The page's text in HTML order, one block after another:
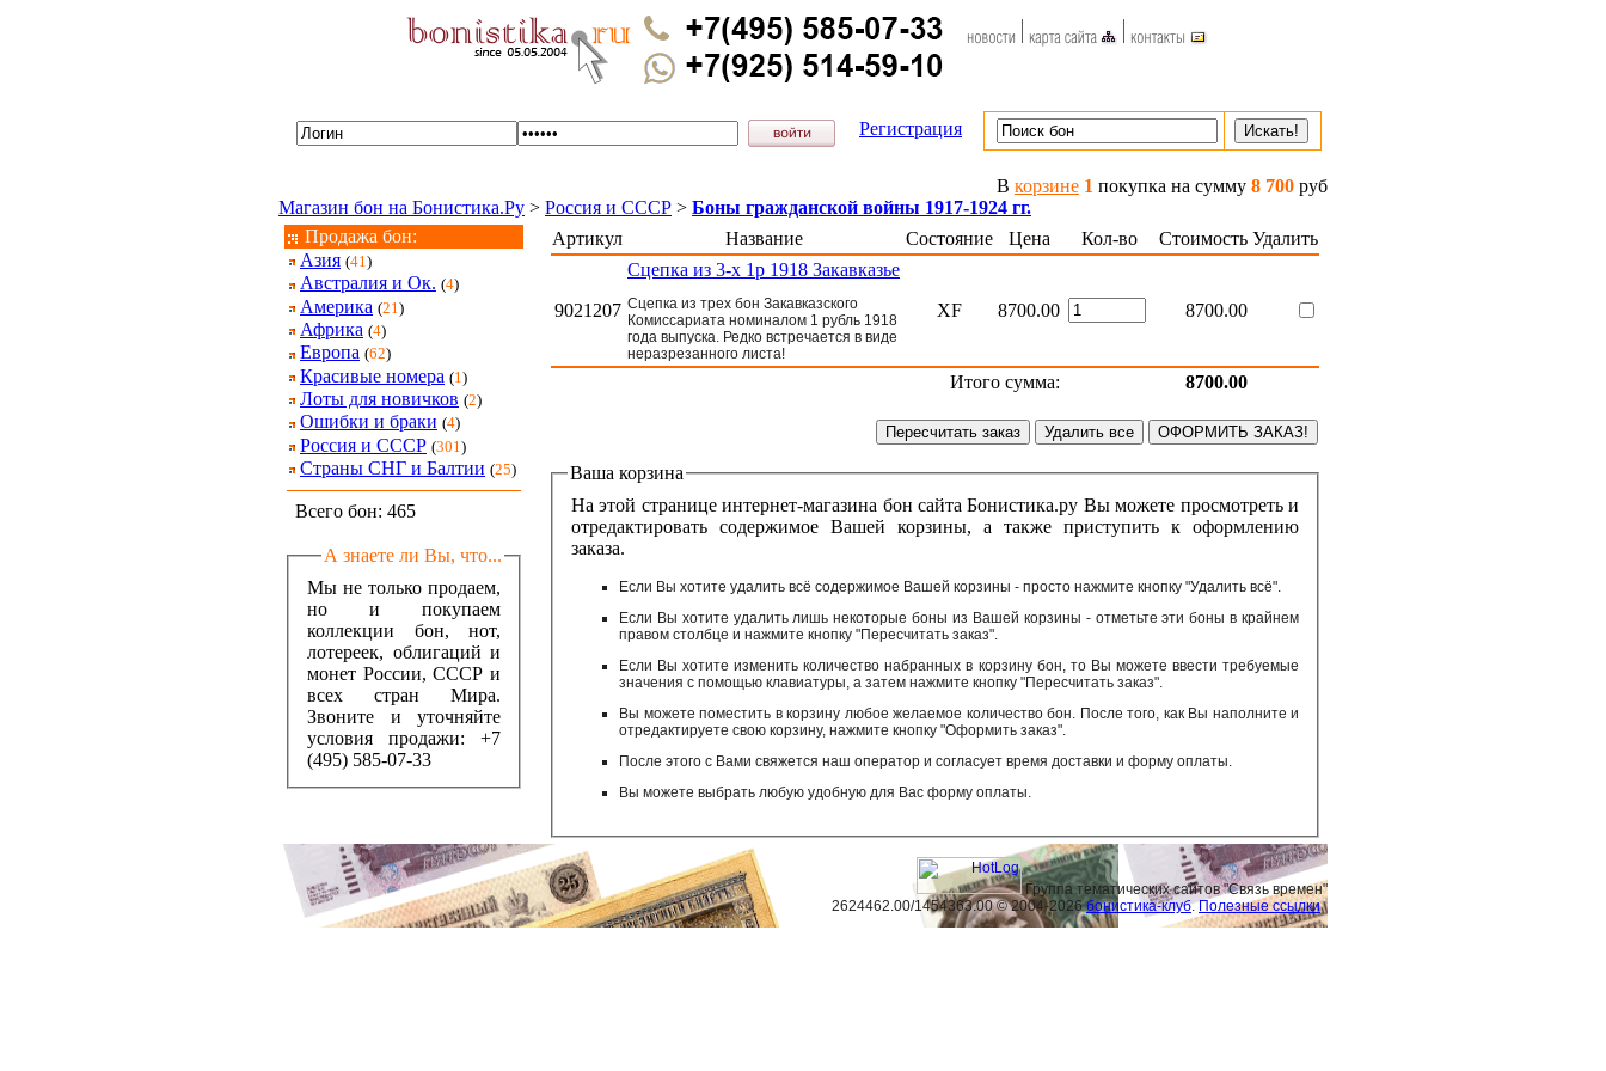
Регистрация
В корзине 1 покупка на сумму 8 700 руб
Магазин бон на Бонистика.Ру > Россия и СССР > Боны гражданской войны 1917-1924 гг.
Продажа бон:
Азия (41)
Австралия и Ок. (4)
Америка (21 )
Африка (4)
Европа (62)
Красивые номера (1 )
Лоты для новичков (2)
Ошибки и браки (4)
Россия и СССР (301 )
Страны СНГ и Балтии (25)
Всего бон: 465
А знаете ли Вы, что...
Мы не только продаем,
но и покупаем
коллекции бон, нот,
лотереек, облигаций и
монет России, СССР и
всех стран Мира.
Звоните и уточняйте
условия продажи: +7
(495) 585-07-33
Артикул Название Состояние Цена Кол-во Стоимость Удалить
9021207
Сцепка из 3-х 1р 1918 Закавказье
Сцепка из трех бон Закавказского
Комиссариата номиналом 1 рубль 1918
года выпуска. Редко встречается в виде
неразрезанного листа!
XF 8700.00 8700.00
Итого сумма: 8700.00
Ваша корзина
На этой странице интернет-магазина бон сайта Бонистика.ру Вы можете просмотреть и
отредактировать содержимое Вашей корзины, а также приступить к оформлению
заказа.
Если Вы хотите удалить всё содержимое Вашей корзины - просто нажмите кнопку "Удалить всё".
Если Вы хотите удалить лишь некоторые боны из Вашей корзины - отметьте эти боны в крайнем
правом столбце и нажмите кнопку "Пересчитать заказ".
Если Вы хотите изменить количество набранных в корзину бон, то Вы можете ввести требуемые
значения с помощью клавиатуры, а затем нажмите кнопку "Пересчитать заказ".
Вы можете поместить в корзину любое желаемое количество бон. После того, как Вы наполните и
отредактируете свою корзину, нажмите кнопку "Оформить заказ".
После этого с Вами свяжется наш оператор и согласует время доставки и форму оплаты.
Вы можете выбрать любую удобную для Вас форму оплаты.
Группа тематических сайтов "Связь времен"
2624462.00/1454363.00 © 2004-2026бонистика-клуб.Полезные ссылки